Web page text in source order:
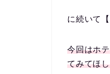
に続いて
今回はホ
てみてほ